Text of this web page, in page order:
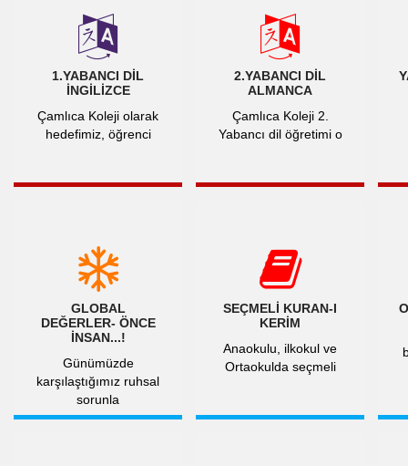
1.YABANCI DIL
İNGILIZCE
Çamlıca Koleji olarak
hedefimiz, öğrenci
2.YABANCI DIL
ALMANCA
Çamlıca Koleji 2.
Yabancı dil öğretimi o
GLOBAL
DEĞERLER- ÖNCE
İNSAN...!
Günümüzde
karşılaştığımız ruhsal
sorunla
SEÇMELI KURAN-I
KERIM
Anaokulu, ilkokul ve
Ortaokulda seçmeli